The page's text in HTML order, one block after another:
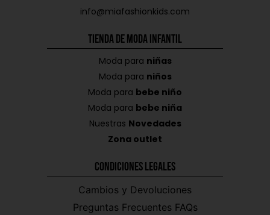
info@miafashionkids.com
Tienda de Moda Infantil
Moda para niñas
Moda para niños
Moda para bebe niño
Moda para bebe niña
Nuestras Novedades
Zona outlet
Condiciones Legales
Cambios y Devoluciones
Preguntas Frecuentes FAQs